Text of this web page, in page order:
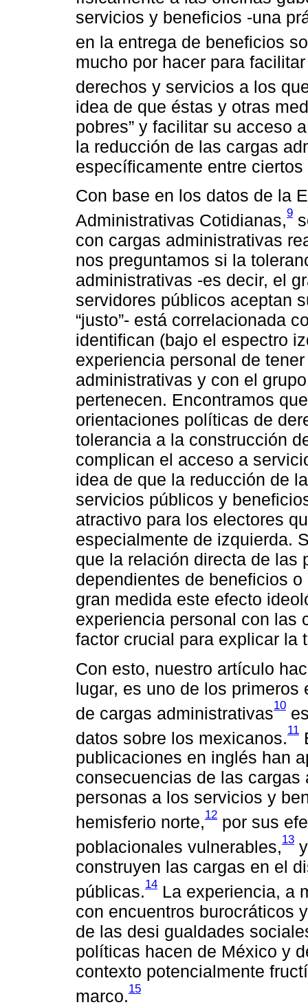
servicios y beneficios -una
en la entrega de beneficios
mucho por hacer para
derechos y servicios a los
idea de que éstas y otras
pobres” y facilitar su acceso
la reducción de las cargas
específicamente entre
Con base en los datos de la
Administrativas Cotidianas,9
con cargas administrativas
nos preguntamos si la
administrativas -es decir, el
servidores públicos aceptan
“justo”- está correlacionada
identifican (bajo el espectro
experiencia personal de
administrativas y con el
pertenecen. Encontramos
orientaciones políticas de
tolerancia a la construcción
complican el acceso a
idea de que la reducción de
servicios públicos y
atractivo para los electores
especialmente de izquierda.
que la relación directa de las
dependientes de beneficios
gran medida este efecto
experiencia personal con las
factor crucial para explicar la
Con esto, nuestro artículo
lugar, es uno de los
de cargas administrativas10
datos sobre los mexicanos.11
publicaciones en inglés han
consecuencias de las
personas a los servicios y
hemisferio norte,12 por sus
poblacionales vulnerables,13
construyen las cargas en el
públicas.14 La experiencia, a
con encuentros burocráticos
de las desi gualdades
políticas hacen de México y
contexto potencialmente
marco.15